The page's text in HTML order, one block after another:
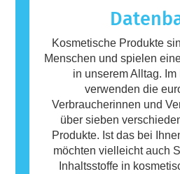
Körperpflegeprodukte
enthalten, die bei manchen
Allergie auslösen können.
jedoch nicht, dass das
Personen nicht sicher ist.
Kosmetische Produkte
Menschen und spielen
in unserem Alltag.
verwenden die
Verbraucherinnen und
über sieben
Produkte. Ist das bei
möchten vielleicht auch
Inhaltsstoffe in